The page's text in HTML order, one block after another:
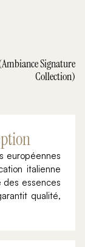
Signature
Collection)
européennes
italienne
essences
qualité,